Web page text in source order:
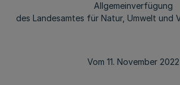
Allgemeinverfügung
des Landesamtes für Natur, Umwelt und
Vom 11. November 2022